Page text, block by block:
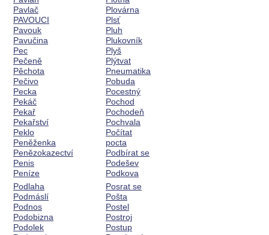
Pavlač
PAVOUCI
Pavouk
Pavučina
Pec
Pečeně
Pěchota
Pečivo
Pecka
Pekáč
Pekař
Pekařství
Peklo
Peněženka
Penězokazectví
Penis
Peníze
Plovárna
Plsť
Pluh
Plukovník
Plyš
Plýtvat
Pneumatika
Pobuda
Pocestný
Pochod
Pochodeň
Pochvala
Počítat
pocta
Podbírat se
Podešev
Podkova
Podlaha
Podmáslí
Podnos
Podobizna
Podolek
Posrat se
Pošta
Postel
Postroj
Postup